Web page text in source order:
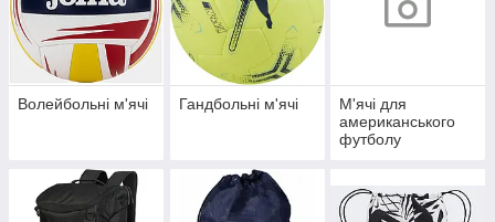
Волейбольні м'ячі Гандбольні м'ячі
М'ячі для
американського
футболу